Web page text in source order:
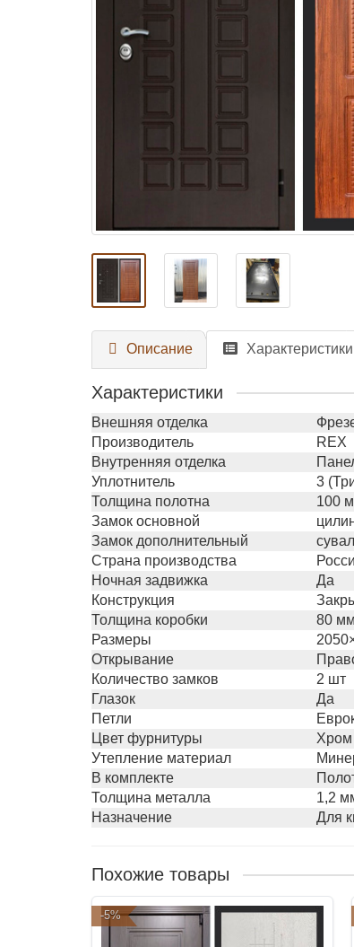
Описание Характеристики
Характеристики
Внешняя отделка
Производитель
REX
Внутренняя отделка
Уплотнитель
3
Толщина полотна
100
Замок основной
Замок дополнительный
Страна производства
Ночная задвижка
Да
Конструкция
Толщина коробки
80 мм
Размеры
Открывание
Количество замков
2 шт
Глазок
Да
Петли
Цвет фурнитуры
Хром
Утепление материал
В комплекте
Толщина металла
1,2
Назначение
Для
Похожие товары
-5%